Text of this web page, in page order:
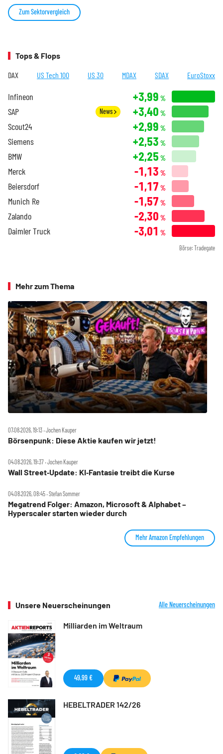
Zum Sektorvergleich
Tops & Flops
DAX US Tech 100 US 30 MDAX SDAX EuroStoxx
Infineon +3,99 %
SAP News +3,40 %
Scout24 +2,99 %
Siemens +2,53 %
BMW +2,25 %
Merck -1,13 %
Beiersdorf -1,17 %
Munich Re -1,57 %
Zalando -2,30 %
Daimler Truck -3,01 %
Börse: Tradegate
Mehr zum Thema
07.08.2026, 19:13 ‧ Jochen Kauper
Börsenpunk: Diese Aktie kaufen wir jetzt!
04.08.2026, 19:37 ‧ Jochen Kauper
Wall Street‑Update: KI‑Fantasie treibt die Kurse
04.08.2026, 08:45 ‧ Stefan Sommer
Megatrend Folger: Amazon, Microsoft & Alphabet –
Hyperscaler starten wieder durch
Mehr Amazon Empfehlungen
Unsere Neuerscheinungen Alle Neuerscheinungen
Milliarden im Weltraum
49,99 €
HEBELTRADER 142/26